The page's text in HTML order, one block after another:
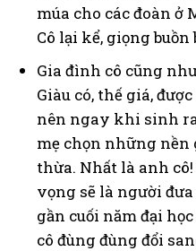
múa cho các đoàn ở
Cô lại kể, giọng buồn
Gia đình cô cũng
Giàu có, thế giá,
nên ngay khi sinh
mẹ chọn những nền
thừa. Nhất là anh
vọng sẽ là người
gần cuối năm đại
cô đùng đùng đổi